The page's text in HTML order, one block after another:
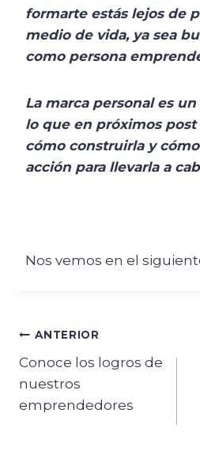
formarte estás lejos de
medio de vida, ya sea
como persona
La marca personal es
lo que en próximos
cómo construirla y
acción para llevarla a
Nos vemos en el
ANTERIOR
Conoce los logros de
nuestros
emprendedores